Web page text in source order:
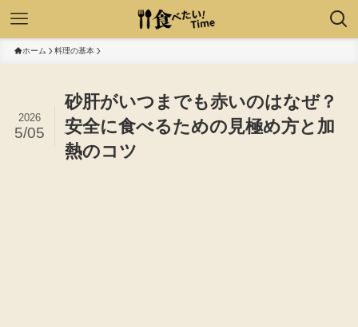
ホーム 料理の基本
砂肝がいつまでも赤いのはなぜ？
安全に食べるための見極め方と加
熱のコツ
2026
5/05